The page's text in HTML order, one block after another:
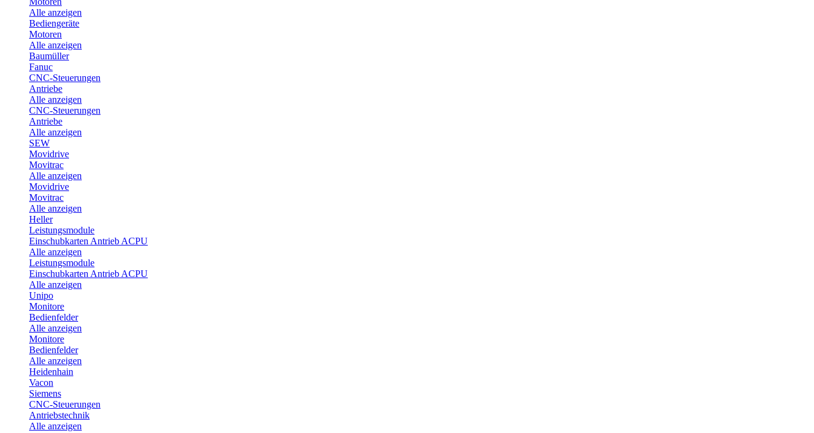
Alle anzeigen
Bediengeräte
Motoren
Alle anzeigen
Baumüller
Fanuc
CNC-Steuerungen
Antriebe
Alle anzeigen
CNC-Steuerungen
Antriebe
Alle anzeigen
SEW
Movidrive
Movitrac
Alle anzeigen
Movidrive
Movitrac
Alle anzeigen
Heller
Leistungsmodule
Einschubkarten Antrieb ACPU
Alle anzeigen
Leistungsmodule
Einschubkarten Antrieb ACPU
Alle anzeigen
Unipo
Monitore
Bedienfelder
Alle anzeigen
Monitore
Bedienfelder
Alle anzeigen
Heidenhain
Vacon
Siemens
CNC-Steuerungen
Antriebstechnik
Alle anzeigen